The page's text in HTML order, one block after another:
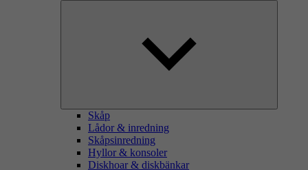
Skåp
Lådor & inredning
Skåpsinredning
Hyllor & konsoler
Diskhoar & diskbänkar